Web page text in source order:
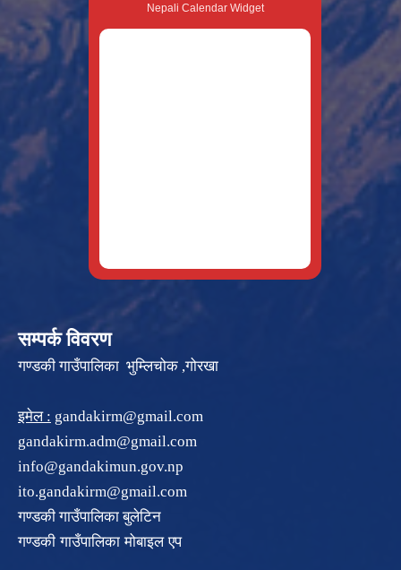
Nepali Calendar Widget
सम्पर्क विवरण
गण्डकी गाउँपालिका भुम्लिचोक ,गोरखा
इमेल : gandakirm@gmail.com
gandakirm.adm@gmail.com
info@gandakimun.gov.np
ito.gandakirm@gmail.com
गण्डकी गाउँपालिका बुलेटिन
गण्डकी गाउँपालिका मोबाइल एप